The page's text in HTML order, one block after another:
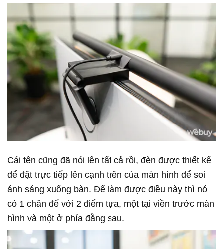
Cái tên cũng đã nói lên tất cả rồi, đèn được thiết kế
để đặt trực tiếp lên cạnh trên của màn hình để soi
ánh sáng xuống bàn. Để làm được điều này thì nó
có 1 chân đế với 2 điểm tựa, một tại viền trước màn
hình và một ở phía đằng sau.